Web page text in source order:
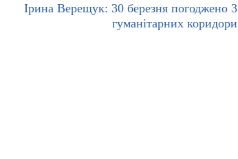
Ірина Верещук: 30 березня погоджено 3
гуманітарних коридори